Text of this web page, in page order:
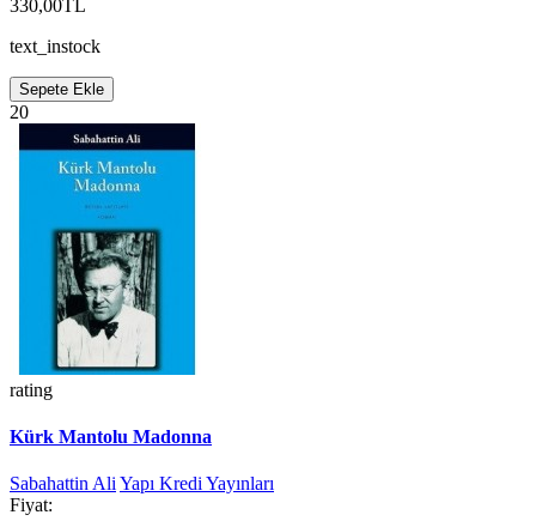
330,00TL
text_instock
Sepete Ekle
20
rating
Kürk Mantolu Madonna
Sabahattin Ali Yapı Kredi Yayınları
Fiyat: